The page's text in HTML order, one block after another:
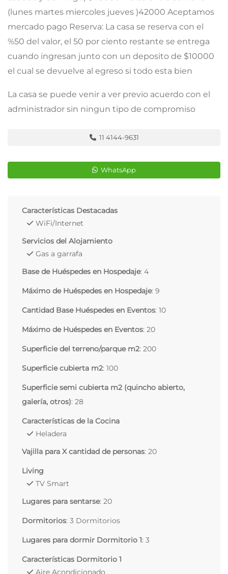
(lunes martes miercoles jueves )42000 Aceptamos
mercado pago Reserva: La casa se reserva con el
%50 del valor, el 50 por ciento restante se entrega
cuando ingresan junto con un deposito de $10000
el cual se devuelve al egreso si todo esta bien
La casa se puede venir a ver previo acuerdo con el
administrador sin ningun tipo de compromiso
11 4144-9631
WhatsApp
Características Destacadas
WiFi/Internet
Servicios del Alojamiento
Gas a garrafa
Base de Huéspedes en Hospedaje: 4
Máximo de Huéspedes en Hospedaje: 9
Cantidad Base Huéspedes en Eventos: 10
Máximo de Huéspedes en Eventos: 20
Superficie del terreno/parque m2: 200
Superficie cubierta m2: 100
Superficie semi cubierta m2 (quincho abierto,
galería, otros): 28
Características de la Cocina
Heladera
Vajilla para X cantidad de personas: 20
Living
TV Smart
Lugares para sentarse: 20
Dormitorios: 3 Dormitorios
Lugares para dormir Dormitorio 1: 3
Características Dormitorio 1
Aire Acondicionado